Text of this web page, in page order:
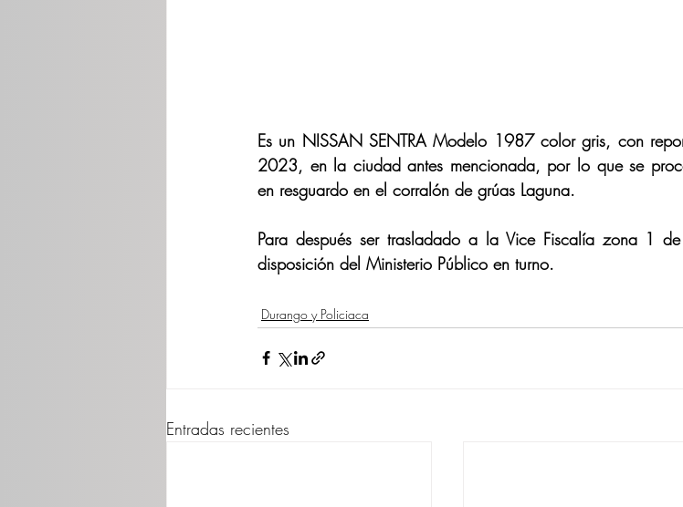
Es un NISSAN SENTRA Modelo 1987 color gris, con
2023, en la ciudad antes mencionada, por lo que se
en resguardo en el corralón de grúas Laguna.
Para después ser trasladado a la Vice Fiscalía zona 1
disposición del Ministerio Público en turno.
Durango y Policiaca
Entradas recientes